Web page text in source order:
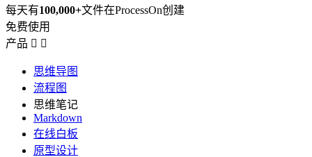
每天有100,000+文件在ProcessOn创建
免费使用
产品  
思维导图
流程图
思维笔记
Markdown
在线白板
原型设计